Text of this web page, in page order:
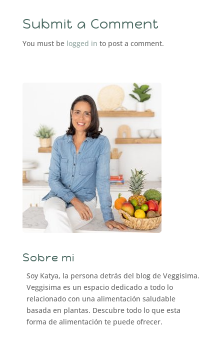
Submit a Comment
You must be logged in to post a comment.
Sobre mi
Soy Katya, la persona detrás del blog de Veggisima.
Veggisima es un espacio dedicado a todo lo
relacionado con una alimentación saludable
basada en plantas. Descubre todo lo que esta
forma de alimentación te puede ofrecer.